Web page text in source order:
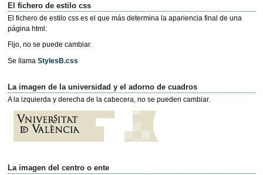
El fichero de estilo css
El fichero de estilo css es el que más determina la apariencia final de una
página html:
Fijo, no se puede cambiar.
Se llama StylesB.css
La imagen de la universidad y el adorno de cuadros
A la izquierda y derecha de la cabecera, no se pueden cambiar.
La imagen del centro o ente